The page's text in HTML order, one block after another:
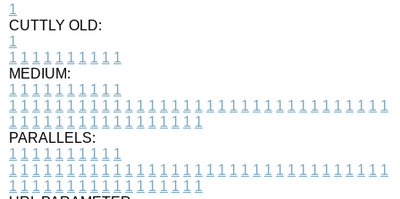
1
CUTTLY OLD:
1
1 1 1 1 1 1 1 1 1 1
MEDIUM:
1 1 1 1 1 1 1 1 1 1
1 1 1 1 1 1 1 1 1 1 1 1 1 1 1 1 1 1 1 1 1 1 1 1 1 1 1 1 1 1 1 1 1
1 1 1 1 1 1 1 1 1 1 1 1 1 1 1 1 1
PARALLELS:
1 1 1 1 1 1 1 1 1 1
1 1 1 1 1 1 1 1 1 1 1 1 1 1 1 1 1 1 1 1 1 1 1 1 1 1 1 1 1 1 1 1 1
1 1 1 1 1 1 1 1 1 1 1 1 1 1 1 1 1